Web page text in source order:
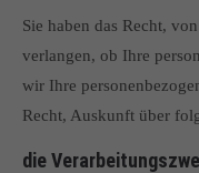
Sie haben das Recht,
verlangen, ob Ihre
wir Ihre
Recht, Auskunft über
die